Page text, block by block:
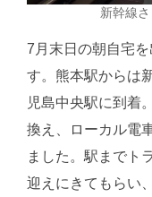
新幹線
7月末日の朝自宅
す。熊本駅からは
児島中央駅に到着
換え、ローカル電
ました。駅までト
迎えにきてもらい